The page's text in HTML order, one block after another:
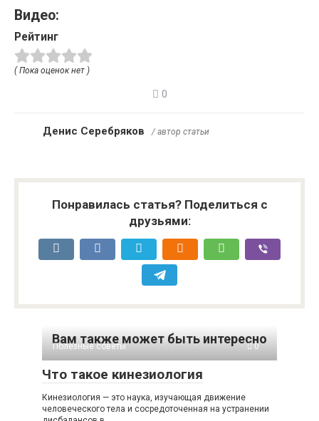
Видео:
Рейтинг
( Пока оценок нет )
0
Денис Серебряков / автор статьи
Понравилась статья? Поделиться с
друзьями:
Вам также может быть интересно
Полезные советы 0
Что такое кинезиология
Кинезиология — это наука, изучающая движение
человеческого тела и сосредоточенная на устранении